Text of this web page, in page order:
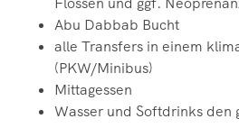
Abu Dabbab Bucht
alle Transfers in einem
(PKW/Minibus)
Mittagessen
Wasser und Softdrinks den